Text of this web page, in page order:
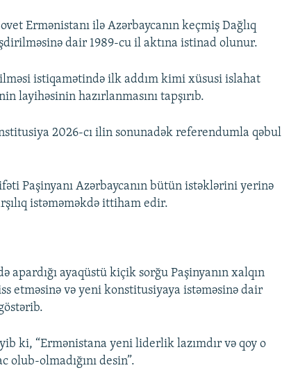
Ermənistanı ilə Azərbaycanın keçmiş Dağlıq
dair 1989-cu il aktına istinad olunur.
istiqamətində ilk addım kimi xüsusi islahat
layihəsinin hazırlanmasını tapşırıb.
2026-cı ilin sonunadək referendumla qəbul
Paşinyanı Azərbaycanın bütün istəklərini yerinə
istəməməkdə ittiham edir.
apardığı ayaqüstü kiçik sorğu Paşinyanın xalqın
etməsinə və yeni konstitusiyaya istəməsinə dair
ki, “Ermənistana yeni liderlik lazımdır və qoy o
olmadığını desin”.